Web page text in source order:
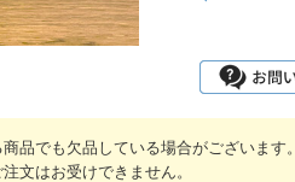
品でも欠品している場合がございます。
文はお受けできません。